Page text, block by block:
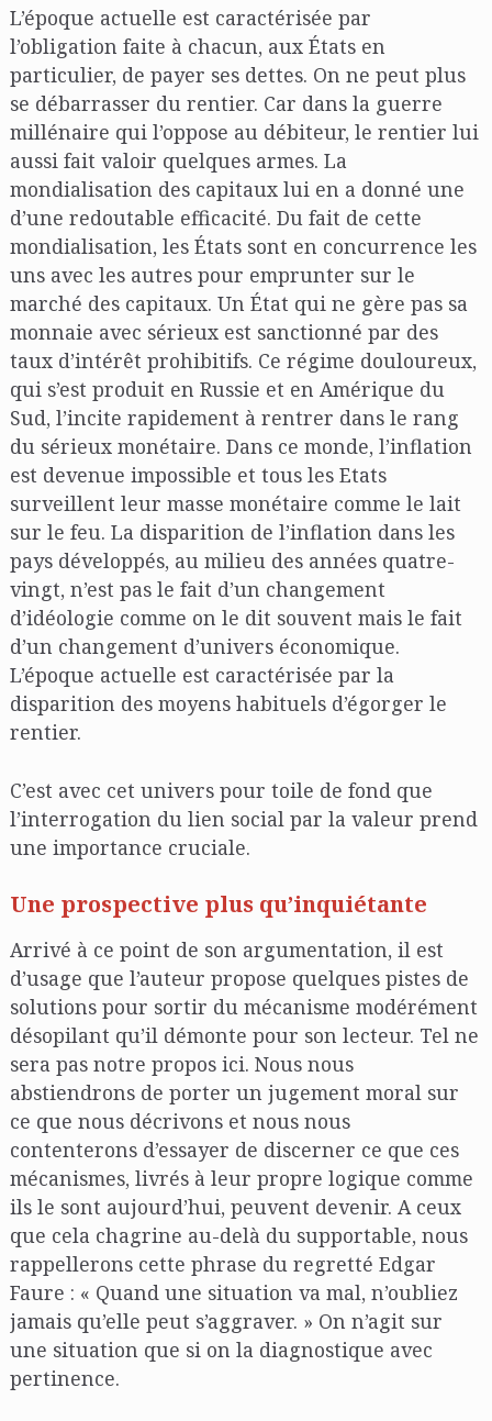
L’époque actuelle est caractérisée par
l’obligation faite à chacun, aux États en
particulier, de payer ses dettes. On ne peut plus
se débarrasser du rentier. Car dans la guerre
millénaire qui l’oppose au débiteur, le rentier lui
aussi fait valoir quelques armes. La
mondialisation des capitaux lui en a donné une
d’une redoutable efficacité. Du fait de cette
mondialisation, les États sont en concurrence les
uns avec les autres pour emprunter sur le
marché des capitaux. Un État qui ne gère pas sa
monnaie avec sérieux est sanctionné par des
taux d’intérêt prohibitifs. Ce régime douloureux,
qui s’est produit en Russie et en Amérique du
Sud, l’incite rapidement à rentrer dans le rang
du sérieux monétaire. Dans ce monde, l’inflation
est devenue impossible et tous les Etats
surveillent leur masse monétaire comme le lait
sur le feu. La disparition de l’inflation dans les
pays développés, au milieu des années quatre-
vingt, n’est pas le fait d’un changement
d’idéologie comme on le dit souvent mais le fait
d’un changement d’univers économique.
L’époque actuelle est caractérisée par la
disparition des moyens habituels d’égorger le
rentier.
C’est avec cet univers pour toile de fond que
l’interrogation du lien social par la valeur prend
une importance cruciale.
Une prospective plus qu’inquiétante
Arrivé à ce point de son argumentation, il est
d’usage que l’auteur propose quelques pistes de
solutions pour sortir du mécanisme modérément
désopilant qu’il démonte pour son lecteur. Tel ne
sera pas notre propos ici. Nous nous
abstiendrons de porter un jugement moral sur
ce que nous décrivons et nous nous
contenterons d’essayer de discerner ce que ces
mécanismes, livrés à leur propre logique comme
ils le sont aujourd’hui, peuvent devenir. A ceux
que cela chagrine au-delà du supportable, nous
rappellerons cette phrase du regretté Edgar
Faure : « Quand une situation va mal, n’oubliez
jamais qu’elle peut s’aggraver. » On n’agit sur
une situation que si on la diagnostique avec
pertinence.